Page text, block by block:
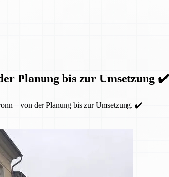
Planung bis zur Umsetzung ✔️
– von der Planung bis zur Umsetzung. ✔️